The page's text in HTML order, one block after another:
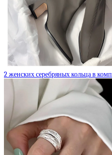
2 женских серебряных кольца в